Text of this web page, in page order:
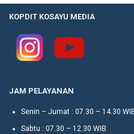
KOPDIT KOSAYU MEDIA
JAM PELAYANAN
Senin – Jumat : 07.30 – 14.30
Sabtu : 07.30 – 12.30 WIB